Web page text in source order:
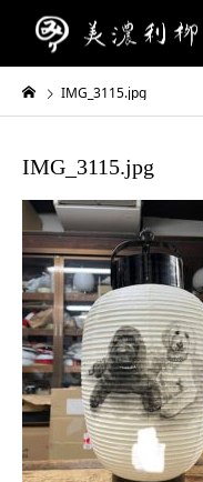
IMG_3115.jpg
IMG_3115.jpg